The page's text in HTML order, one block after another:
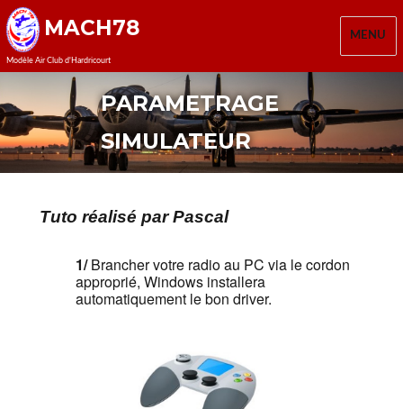
MACH78
Modèle Air Club d'Hardricourt
MENU
PARAMETRAGE
SIMULATEUR
Tuto réalisé par Pascal
1/Brancher votre radio au PC via le cordon
approprié, Windows installera
automatiquement le bon driver.